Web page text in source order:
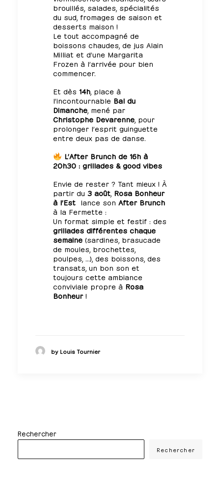
brouillés, salades, spécialités
du sud, fromages de saison et
desserts maison !
Le tout accompagné de
boissons chaudes, de jus Alain
Milliat et d’une Margarita
Frozen à l’arrivée pour bien
commencer.
Et dès 14h , place à
l’incontournable Bal du
Dimanche , mené par
Christophe Devarenne , pour
prolonger l’esprit guinguette
entre deux pas de danse.
L’After Brunch de 16h à
20h30 : grillades & good vibes
Envie de rester ? Tant mieux ! À
partir du 3 août Rosa Bonheur
à l’Est lance son After Brunch
à la Fermette :
Un format simple et festif : des
grillades différentes chaque
semaine (sardines, brasucade
de moules, brochettes,
poulpes, …), des boissons, des
transats, un bon son et
toujours cette ambiance
conviviale propre à Rosa
Bonheur!
by Louis Tournier
Rechercher
Rechercher